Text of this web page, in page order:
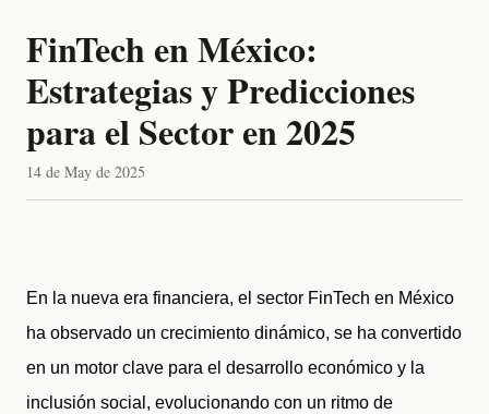
FinTech en México:
Estrategias y Predicciones
para el Sector en 2025
14 de May de 2025
En la nueva era financiera, el sector FinTech en México
ha observado un crecimiento dinámico, se ha convertido
en un motor clave para el desarrollo económico y la
inclusión social, evolucionando con un ritmo de